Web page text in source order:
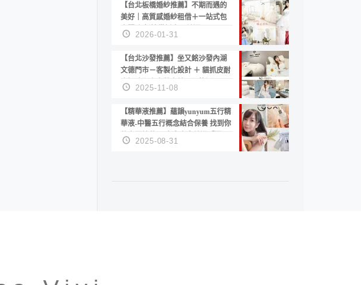
【台北板橋婚紗推薦】不期而遇的
美好｜高質感婚紗租借＋一站式包
套服務 新娘備婚省心首選！
2026-01-31
【台北沙發推薦】坐又銘沙發內湖
文德門市－客製化設計 ＋ 貓抓皮耐
磨好清潔｜直營直銷、價格透明
高CP值打造夢想居家風格
2025-11-08
【精華液推薦】蘊韻yunyum五行精
華液-中醫五行概念結合保養 找到你
的專屬精華！ 水㊀土㊀就選「潤・
賦精華」維持肌膚剛剛好的平衡
2025-08-31